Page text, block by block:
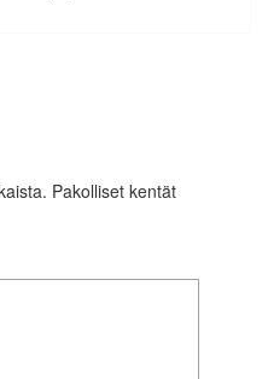
Pakolliset kentät